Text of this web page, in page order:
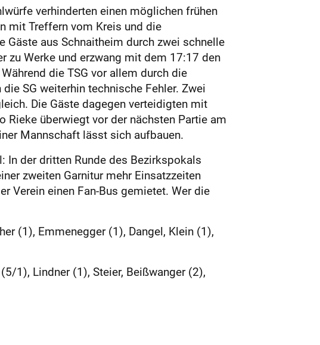
verhinderten einen möglichen frühen
mit Treffern vom Kreis und die
Gäste aus Schnaitheim durch zwei schnelle
zu Werke und erzwang mit dem 17:17 den
die TSG vor allem durch die
SG weiterhin technische Fehler. Zwei
Die Gäste dagegen verteidigten mit
Rieke überwiegt vor der nächsten Partie am
Mannschaft lässt sich aufbauen.
In der dritten Runde des Bezirkspokals
zweiten Garnitur mehr Einsatzzeiten
Verein einen Fan-Bus gemietet. Wer die
(1), Emmenegger (1), Dangel, Klein (1),
1), Lindner (1), Steier, Beißwanger (2),